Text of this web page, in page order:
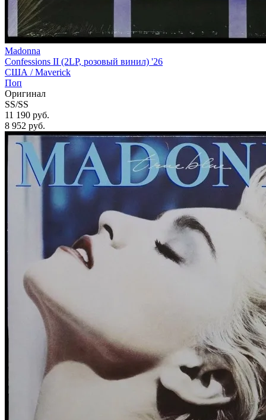
Madonna
Confessions II (2LP, розовый винил) '26
США /Maverick
Поп
Оригинал
SS/SS
11 190 руб.
8 952 руб.